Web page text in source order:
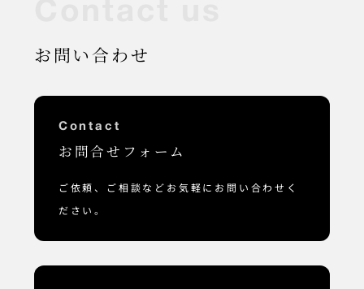
お問い合わせ
Contact
お問合せフォーム
ご依頼、ご相談などお気軽にお問い合わせく
ださい。